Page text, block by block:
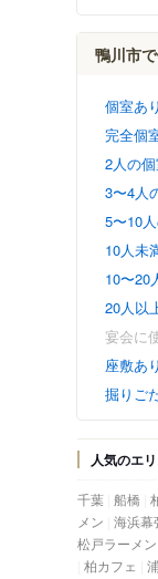
鴨川市
個室あり
完全個
2人の
3〜4人
5〜10
10人未
10〜20
20人以
宴会に
座敷あり
掘りご
人気のエ
千葉 船橋
メン 海浜幕
松戸ラーメン
柏カフェ